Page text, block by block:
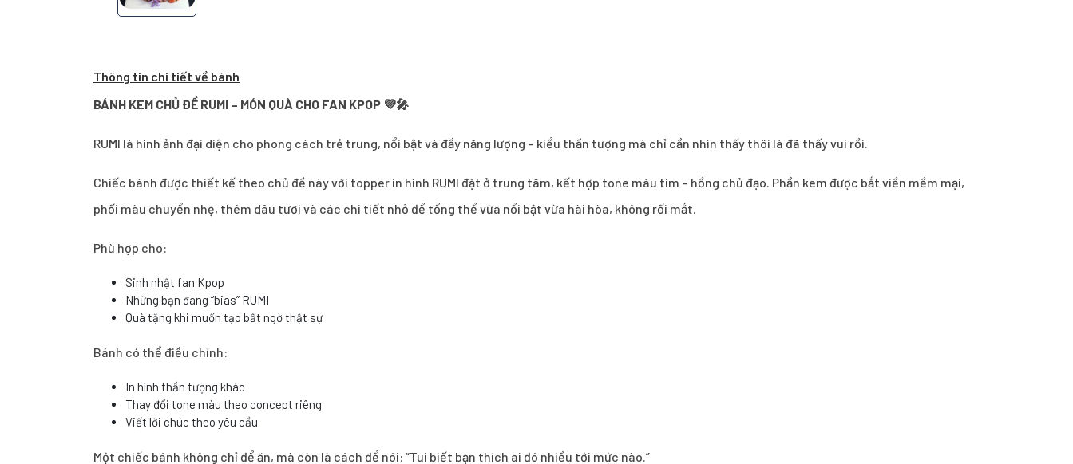
Thông tin chi tiết về bánh
BÁNH KEM CHỦ ĐỀ RUMI – MÓN QUÀ CHO FAN KPOP 💜🎤
RUMI là hình ảnh đại diện cho phong cách trẻ trung, nổi bật và đầy năng lượng – kiểu thần tượng mà chỉ cần nhìn thấy thôi là đã thấy vui rồi.
Chiếc bánh được thiết kế theo chủ đề này với topper in hình RUMI đặt ở trung tâm, kết hợp tone màu tím – hồng chủ đạo. Phần kem được bắt viền mềm mại,
phối màu chuyển nhẹ, thêm dâu tươi và các chi tiết nhỏ để tổng thể vừa nổi bật vừa hài hòa, không rối mắt.
Phù hợp cho:
Sinh nhật fan Kpop
Những bạn đang “bias” RUMI
Quà tặng khi muốn tạo bất ngờ thật sự
Bánh có thể điều chỉnh:
In hình thần tượng khác
Thay đổi tone màu theo concept riêng
Viết lời chúc theo yêu cầu
Một chiếc bánh không chỉ để ăn, mà còn là cách để nói: “Tui biết bạn thích ai đó nhiều tới mức nào.”